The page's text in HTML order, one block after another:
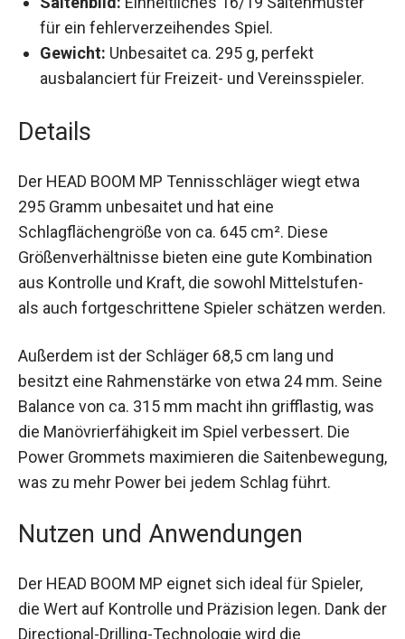
Spielleistung.
Saitenbild:Einheitliches 16/19 Saitenmuster
für ein fehlerverzeihendes Spiel.
Gewicht:Unbesaitet ca. 295 g, perfekt
Details
Der HEAD BOOM MP Tennisschläger wiegt etwa
295 Gramm unbesaitet und hat eine
Schlagflächengröße von ca. 645 cm². Diese
Größenverhältnisse bieten eine gute Kombination
aus Kontrolle und Kraft, die sowohl Mittelstufen-
als auch fortgeschrittene Spieler schätzen
werden.
Außerdem ist der Schläger 68,5 cm lang und
besitzt eine Rahmenstärke von etwa 24 mm.
Seine Balance von ca. 315 mm macht ihn
grifflastig, was die Manövrierfähigkeit im Spiel
verbessert. Die Power Grommets maximieren die
Saitenbewegung, was zu mehr Power bei jedem
Nutzen und Anwendungen